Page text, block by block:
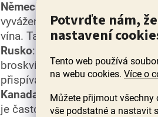
Potvrďte nám,
nastavení
Tento web používá
na webu cookies. Více o
Můžete přijmout všechny
vše podstatné a nastavit
Německo
: německý Hibernal
vyvážené, se znatelnými
vína. Také mají výraznější
Rusko: ruské Hibernaly mají
broskví a hrušek. Tělo je
přispívá k vyváženosti
Kanada
: v Kanadě najdete
je často výrazně ovocné, svěží